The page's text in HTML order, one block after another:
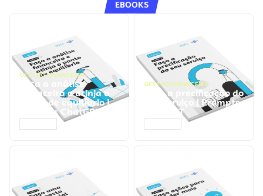
EBOOKS
GESTÃO FINANCEIRA
Faça a análise
financeira e atinja o
ponto de equilíbrio |
Prompts ChatGPT
GESTÃO FINANCEIRA
Faça a precificação do
seu serviço | Prompts
ChatGPT